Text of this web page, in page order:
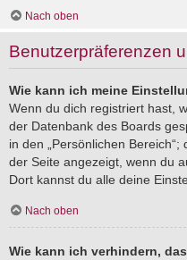
Nach oben
Benutzerpräferenzen
Wie kann ich meine
Wenn du dich registriert hast,
der Datenbank des Boards
in den „Persönlichen
der Seite angezeigt, wenn du
Dort kannst du alle deine
Nach oben
Wie kann ich verhindern,